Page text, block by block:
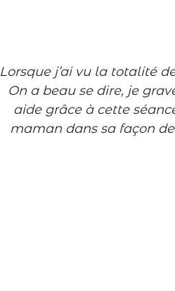
Lorsque j’ai vu la totalité
On a beau se dire, je
aide grâce à cette
maman dans sa façon